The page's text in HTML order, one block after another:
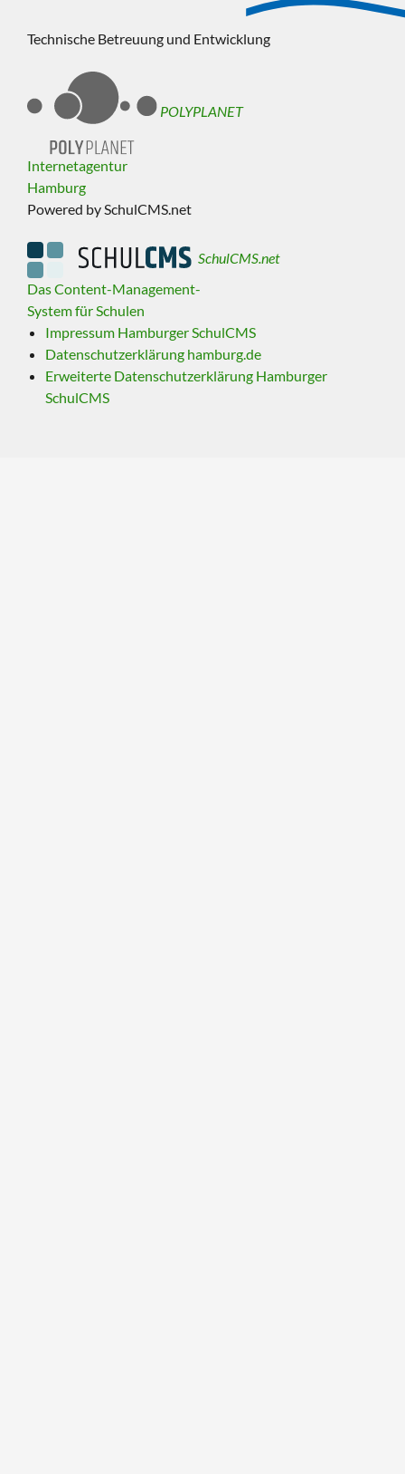
Technische Betreuung und Entwicklung
POLYPLANET
Internetagentur
Hamburg
Powered by SchulCMS.net
SchulCMS.net
Das Content-Management-
System für Schulen
Impressum Hamburger SchulCMS
Datenschutzerklärung hamburg.de
Erweiterte Datenschutzerklärung Hamburger
SchulCMS